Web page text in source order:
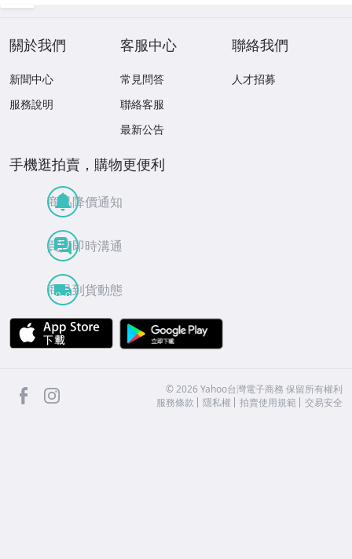
關於我們
新聞中心
服務說明
客服中心
常見問答
聯絡客服
最新公告
聯絡我們
人才招募
手機逛拍賣，購物更便利
商品降價通知
買賣即時溝通
商品到貨動態
APP Store
facebook ©2026 Yahoo台灣電子商務 保留所有權利
服務條款
隱私權 拍賣使用規範 交易安全